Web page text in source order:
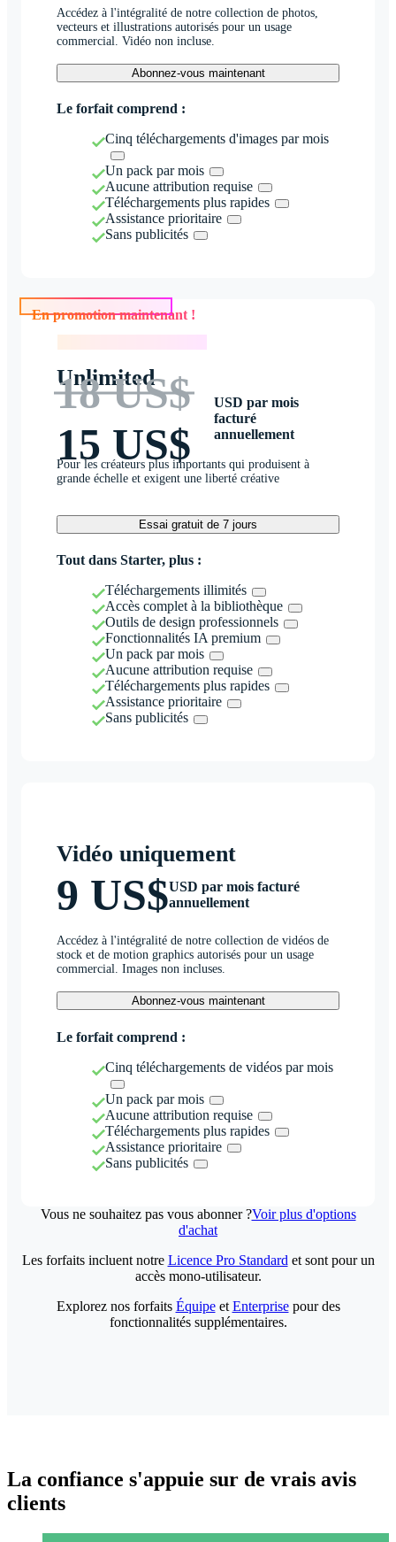
Accédez à l'intégralité de notre collection de photos,
vecteurs et illustrations autorisés pour un usage
commercial. Vidéo non incluse.
Abonnez-vous maintenant
Le forfait comprend :
Cinq téléchargements d'images par mois
Un pack par mois
Aucune attribution requise
Téléchargements plus rapides
Assistance prioritaire
Sans publicités
En promotion maintenant !
Unlimited
18 US$
15 US$
USD par mois
facturé
annuellement
Pour les créateurs plus importants qui produisent à
grande échelle et exigent une liberté créative
Essai gratuit de 7 jours
Tout dans Starter, plus :
Téléchargements illimités
Accès complet à la bibliothèque
Outils de design professionnels
Fonctionnalités IA premium
Un pack par mois
Aucune attribution requise
Téléchargements plus rapides
Assistance prioritaire
Sans publicités
Vidéo uniquement
9 US$USD par mois facturé
annuellement
Accédez à l'intégralité de notre collection de vidéos de
stock et de motion graphics autorisés pour un usage
commercial. Images non incluses.
Abonnez-vous maintenant
Le forfait comprend :
Cinq téléchargements de vidéos par mois
Un pack par mois
Aucune attribution requise
Téléchargements plus rapides
Assistance prioritaire
Sans publicités
Vous ne souhaitez pas vous abonner ?Voir plus d'options
d'achat
Les forfaits incluent notre Licence Pro Standard et sont pour un
accès mono-utilisateur.
Explorez nos forfaits Équipeet Enterprisepour des
fonctionnalités supplémentaires.
La confiance s'appuie sur de vrais avis
clients